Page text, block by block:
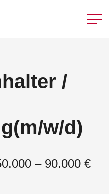
/
w/d)
– 90.000 €